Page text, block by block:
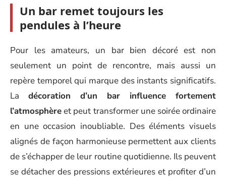
Un bar remet toujours les
pendules à l’heure
Pour les amateurs, un bar bien décoré est non
seulement un point de rencontre, mais aussi un
repère temporel qui marque des instants significatifs.
La décoration d’un bar influence fortement
l’atmosphèreet peut transformer une soirée ordinaire
en une occasion inoubliable. Des éléments visuels
alignés de façon harmonieuse permettent aux clients
de s’échapper de leur routine quotidienne. Ils peuvent
se détacher des pressions extérieures et profiter d’un